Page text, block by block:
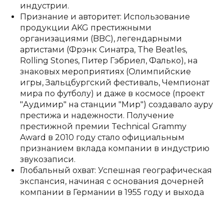
индустрии.
Признание и авторитет: Использование
продукции AKG престижными
организациями (BBC), легендарными
артистами (Фрэнк Синатра, The Beatles,
Rolling Stones, Питер Гэбриел, Фалько), на
знаковых мероприятиях (Олимпийские
игры, Зальцбургский фестиваль, Чемпионат
мира по футболу) и даже в космосе (проект
"Аудимир" на станции "Мир") создавало ауру
престижа и надежности. Получение
престижной премии Technical Grammy
Award в 2010 году стало официальным
признанием вклада компании в индустрию
звукозаписи.
Глобальный охват: Успешная географическая
экспансия, начиная с основания дочерней
компании в Германии в 1955 году и выхода